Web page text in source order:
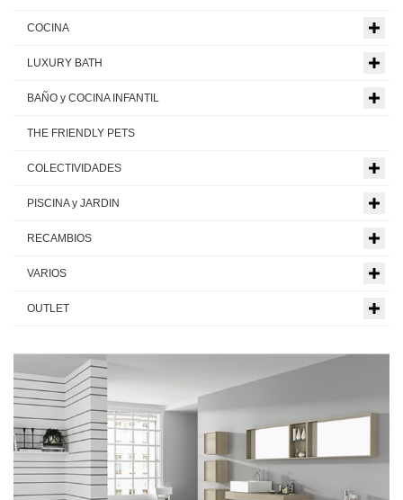
COCINA
LUXURY BATH
BAÑO y COCINA INFANTIL
THE FRIENDLY PETS
COLECTIVIDADES
PISCINA y JARDIN
RECAMBIOS
VARIOS
OUTLET